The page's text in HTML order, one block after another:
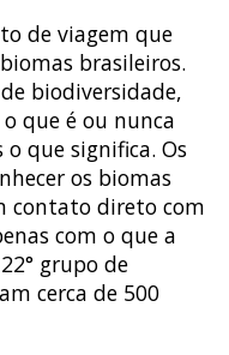
de viagem que
brasileiros.
biodiversidade,
que é ou nunca
que significa. Os
os biomas
contato direto com
com o que a
grupo de
cerca de 500